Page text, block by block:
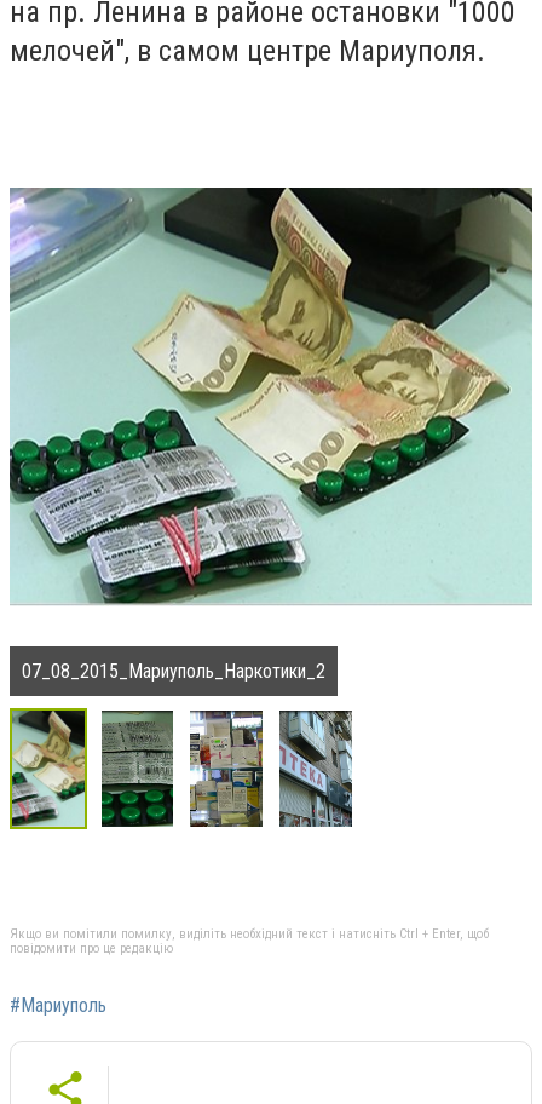
на пр. Ленина в районе остановки "1000
мелочей", в самом центре Мариуполя.
07_08_2015_Мариуполь_Наркотики_2
Якщо ви помітили помилку, виділіть необхідний текст і натисніть Ctrl + Enter, щоб
повідомити про це редакцію
#Мариуполь